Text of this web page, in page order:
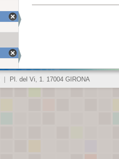
Pl. del Vi, 1. 17004 GIRONA